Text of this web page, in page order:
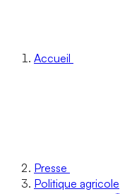
Accueil
Presse
Politique agricole